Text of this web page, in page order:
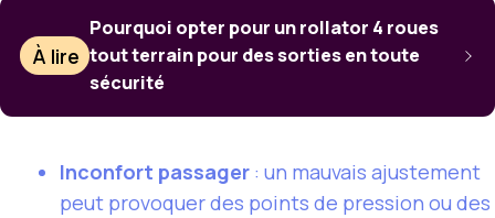
À lire
Pourquoi opter pour un rollator 4 roues
tout terrain pour des sorties en toute
sécurité
Inconfort passager : un mauvais ajustement
peut provoquer des points de pression ou des